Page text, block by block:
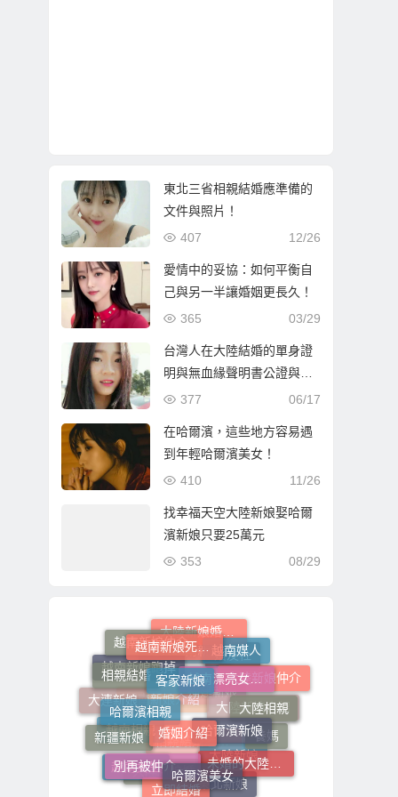
東北三省相親結婚應準備的
文件與照片！
12/26
407
愛情中的妥協：如何平衡自
己與另一半讓婚姻更長久！
03/29
365
台灣人在大陸結婚的單身證
明與無血緣聲明書公證與驗
證
06/17
377
在哈爾濱，這些地方容易遇
到年輕哈爾濱美女！
11/26
410
找幸福天空大陸新娘娶哈爾
濱新娘只要25萬元
08/29
353
大陸新娘婚姻媒合
相親結婚老司機
大陸新娘
東北新娘
立即結婚
越南女生
越南相親
越南新娘介紹福建新娘大陸新娘介紹
養媽
未婚的大陸新娘
哈爾濱美女
別再被仲介唬爛
新疆新娘
大連新娘
越南新娘跑掉
經典越南新娘婚友社
大陸新娘仲介
大陸相親
哈爾濱新娘
婚姻介紹
哈爾濱相親
相親結婚
越南新娘仲介
大陸新娘婚姻媒合介紹所
越南媒人
越南漂亮女生伴侶
客家新娘
越南新娘死要錢